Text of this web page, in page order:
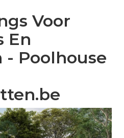
Voor
En
Poolhouse